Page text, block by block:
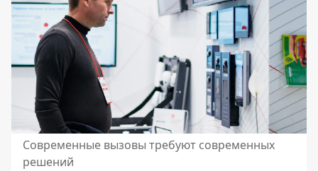
Современные вызовы требуют современных
решений